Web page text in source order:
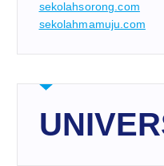
sekolahsorong.com
sekolahmamuju.com